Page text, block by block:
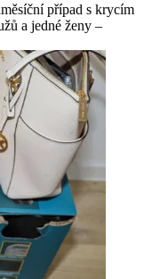
případ s krycím
a jedné ženy –